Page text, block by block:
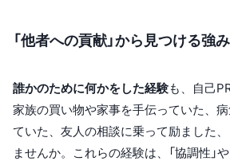
「他者への貢献」から見つける強み
誰かのために何かをした経験も、自己
家族の買い物や家事を手伝っていた、
ていた、友人の相談に乗って励ました
ませんか。これらの経験は、「協調性」や